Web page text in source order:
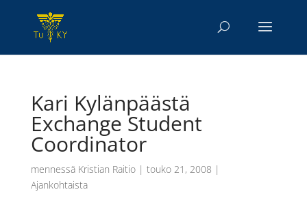
Kari Kylänpäästä
Exchange Student
Coordinator
mennessä Kristian Raitio| touko 21, 2008 |
Ajankohtaista